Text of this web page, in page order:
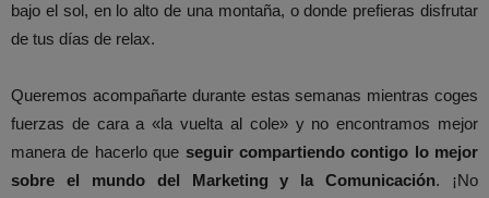
bajo el sol, en lo alto de una montaña, o donde prefieras disfrutar
de tus días de relax.
Queremos acompañarte durante estas semanas mientras coges
fuerzas de cara a «la vuelta al cole» y no encontramos mejor
manera de hacerlo que seguir compartiendo contigo lo mejor
sobre el mundo del Marketing y la Comunicación. ¡No